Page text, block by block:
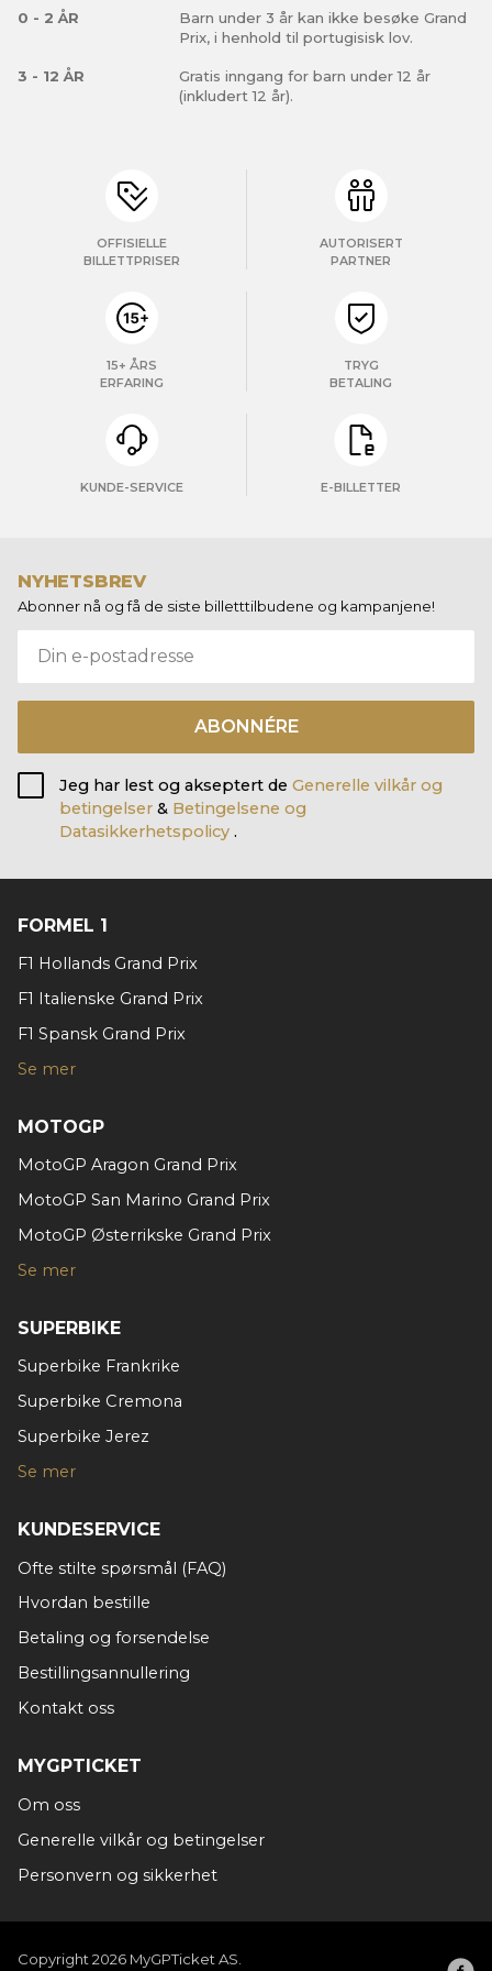
annonsering og analysearbeid, som kan kombinere den
med annen informasjon du har gjort tilgjengelig for dem,
eller som de har samlet inn gjennom din bruk av
0 - 2 ÅR
Barn under 3 år kan ikke besøke Grand
Prix, i henhold til portugisisk lov.
3 - 12 ÅR
Gratis inngang for barn under 12 år
(inkludert 12 år).
OFFISIELLE
BILLETTPRISER
AUTORISERT
PARTNER
15+ ÅRS
ERFARING
TRYG
BETALING
KUNDE-SERVICE E-BILLETTER
NYHETSBREV
Abonner nå og få de siste billetttilbudene og kampanjene!
ABONNÉRE
Jeg har lest og akseptert de Generelle vilkår og
betingelser& Betingelsene og
Datasikkerhetspolicy .
FORMEL 1
F1 Hollands Grand Prix
F1 Italienske Grand Prix
F1 Spansk Grand Prix
Se mer
MOTOGP
MotoGP Aragon Grand Prix
MotoGP San Marino Grand Prix
MotoGP Østerrikske Grand Prix
Se mer
SUPERBIKE
Superbike Frankrike
Superbike Cremona
Superbike Jerez
Se mer
KUNDESERVICE
Ofte stilte spørsmål (FAQ)
Hvordan bestille
Betaling og forsendelse
Bestillingsannullering
Kontakt oss
MYGPTICKET
Om oss
Generelle vilkår og betingelser
Personvern og sikkerhet
Copyright 2026 MyGPTicket AS.